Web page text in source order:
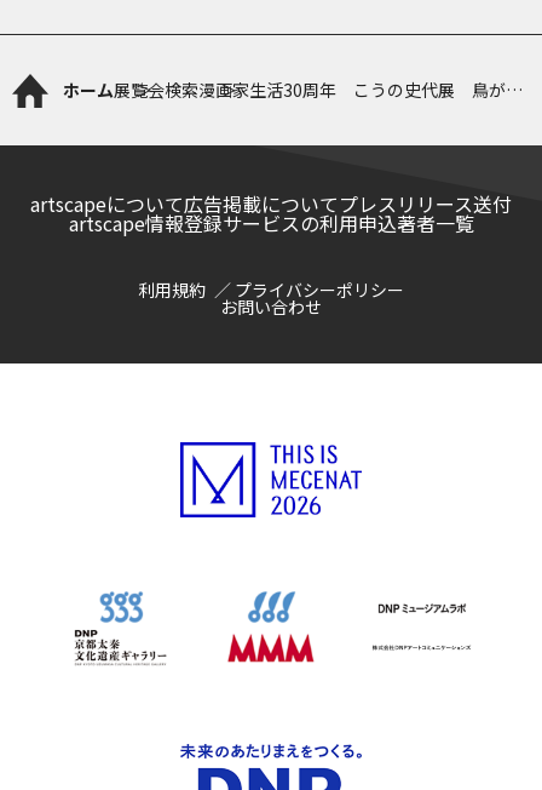
ホーム展覧会検索漫画家生活30周年 こうの史代展 鳥がと
けて、長い道のり
artscapeについて広告掲載についてプレスリリース送付
artscape情報登録サービスの利用申込著者一覧
利用規約 プライバシーポリシー
お問い合わせ